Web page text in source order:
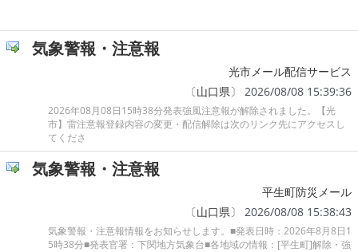
気象警報・注意報
光市メール配信サービス
〔山口県〕 2026/08/08 15:39:36
2026年08月08日15時38分発表強風注意報が解除されました。【光
市】雷注意報登録内容の変更・配信解除は次のリンク先にアクセスし
てくださ
気象警報・注意報
平生町防災メール
〔山口県〕 2026/08/08 15:38:43
気象警報・注意報情報をお知らせします。■発表日時：2026年8月8日1
5時38分■発表官署：下関地方気象台■各地域の情報：[平生町]解除・強